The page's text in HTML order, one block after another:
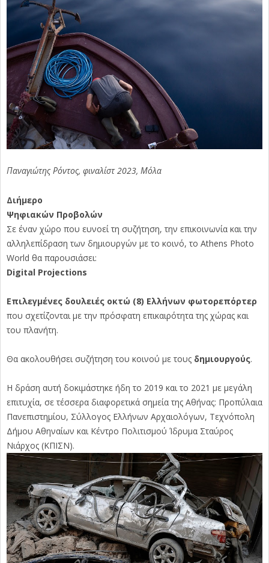
Παναγιώτης Ρόντος, φιναλίστ 2023, Μόλα
Διήμερο
Ψηφιακών Προβολών
Σε έναν χώρο που ευνοεί τη συζήτηση, την επικοινωνία και την
αλληλεπίδραση των δημιουργών με το κοινό, το Athens Photo
World θα παρουσιάσει:
Digital Projections
Επιλεγμένες δουλειές οκτώ (8) Ελλήνων φωτορεπόρτερ
που σχετίζονται με την πρόσφατη επικαιρότητα της χώρας και
του πλανήτη.
Θα ακολουθήσει συζήτηση του κοινού με τους δημιουργούς.
Η δράση αυτή δοκιμάστηκε ήδη το 2019 και το 2021 με μεγάλη
επιτυχία, σε τέσσερα διαφορετικά σημεία της Αθήνας: Προπύλαια
Πανεπιστημίου, Σύλλογος Ελλήνων Αρχαιολόγων, Τεχνόπολη
Δήμου Αθηναίων και Κέντρο Πολιτισμού Ίδρυμα Σταύρος
Νιάρχος (ΚΠΙΣΝ).